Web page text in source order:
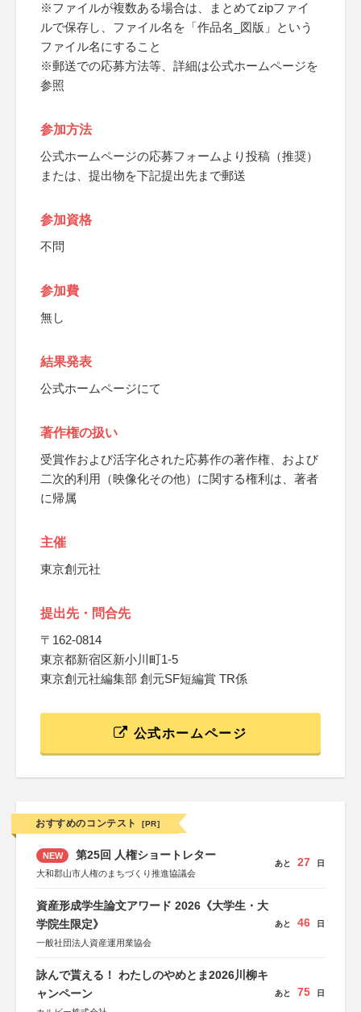
※ファイルが複数ある場合は、まとめてzipファイ
ルで保存し、ファイル名を「作品名_図版」という
ファイル名にすること
※郵送での応募方法等、詳細は公式ホームページを
参照
参加方法
公式ホームページの応募フォームより投稿（推奨）
または、提出物を下記提出先まで郵送
参加資格
不問
参加費
無し
結果発表
公式ホームページにて
著作権の扱い
受賞作および活字化された応募作の著作権、および
二次的利用（映像化その他）に関する権利は、著者
に帰属
主催
東京創元社
提出先・問合先
〒162-0814
東京都新宿区新小川町1-5
東京創元社編集部 創元SF短編賞 TR係
公式ホームページ
おすすめのコンテスト [PR]
NEW 第25回 人権ショートレター
大和郡山市人権のまちづくり推進協議会
あと 27 日
資産形成学生論文アワード 2026《大学生・大
学院生限定》
一般社団法人資産運用業協会
あと 46 日
詠んで貰える！ わたしのやめとま2026川柳キ
ャンペーン
あと 75 日